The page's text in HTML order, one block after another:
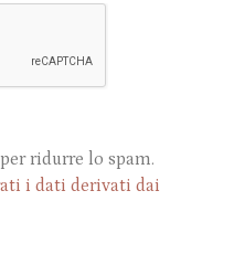
ridurre lo spam.
i dati derivati dai